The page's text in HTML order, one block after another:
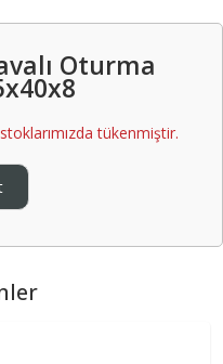
Oturma
tükenmiştir.